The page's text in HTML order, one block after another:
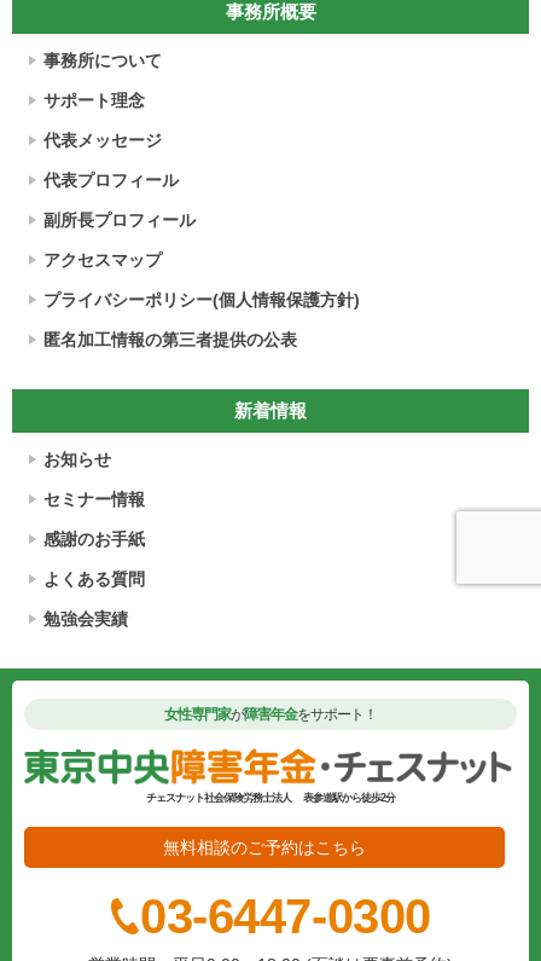
事務所概要
事務所について
サポート理念
代表メッセージ
代表プロフィール
副所長プロフィール
アクセスマップ
プライバシーポリシー(個人情報保護方針)
匿名加工情報の第三者提供の公表
新着情報
お知らせ
セミナー情報
感謝のお手紙
よくある質問
勉強会実績
女性専門家が障害年金をサポート！
チェスナット社会保険労務士法人 表参道駅から徒歩2分
無料相談のご予約はこちら
03-6447-0300